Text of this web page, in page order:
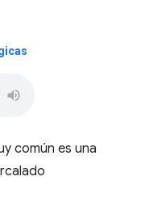
común es una